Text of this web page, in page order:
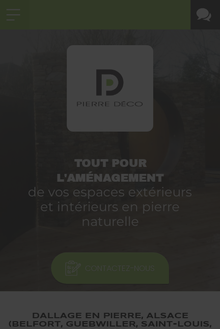
TOUT POUR
L'AMÉNAGEMENT
de vos espaces extérieurs
et intérieurs en pierre
naturelle
CONTACTEZ-NOUS
DALLAGE EN PIERRE, ALSACE
(BELFORT, GUEBWILLER, SAINT-LOUIS,